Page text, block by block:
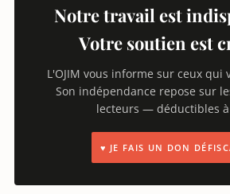
Notre travail est
Votre soutien est
L'OJIM vous informe sur ceux qui
Son indépendance repose sur
lecteurs — déductibles à
♥ JE FAIS UN DON